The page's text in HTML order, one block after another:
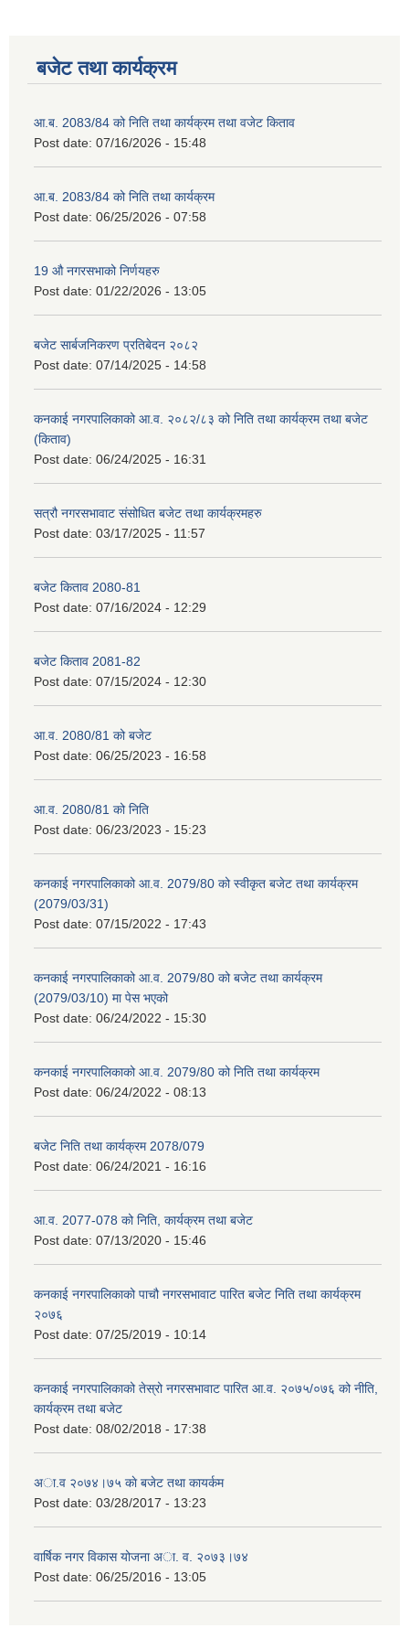
बजेट तथा कार्यक्रम
आ.ब. 2083/84 को निति तथा कार्यक्रम तथा वजेट किताव
Post date: 07/16/2026 - 15:48
आ.ब. 2083/84 को निति तथा कार्यक्रम
Post date: 06/25/2026 - 07:58
19 औ नगरसभाको निर्णयहरु
Post date: 01/22/2026 - 13:05
बजेट सार्बजनिकरण प्रतिबेदन २०८२
Post date: 07/14/2025 - 14:58
कनकाई नगरपालिकाको आ.व. २०८२/८३ को निति तथा कार्यक्रम तथा बजेट
(किताव)
Post date: 06/24/2025 - 16:31
सत्रौ नगरसभावाट संसोधित बजेट तथा कार्यक्रमहरु
Post date: 03/17/2025 - 11:57
बजेट किताव 2080-81
Post date: 07/16/2024 - 12:29
बजेट किताव 2081-82
Post date: 07/15/2024 - 12:30
आ.व. 2080/81 को बजेट
Post date: 06/25/2023 - 16:58
आ.व. 2080/81 को निति
Post date: 06/23/2023 - 15:23
कनकाई नगरपालिकाको आ.व. 2079/80 को स्वीकृत बजेट तथा कार्यक्रम
(2079/03/31)
Post date: 07/15/2022 - 17:43
कनकाई नगरपालिकाको आ.व. 2079/80 को बजेट तथा कार्यक्रम
(2079/03/10) मा पेस भएको
Post date: 06/24/2022 - 15:30
कनकाई नगरपालिकाको आ.व. 2079/80 को निति तथा कार्यक्रम
Post date: 06/24/2022 - 08:13
बजेट निति तथा कार्यक्रम 2078/079
Post date: 06/24/2021 - 16:16
आ.व. 2077-078 को निति, कार्यक्रम तथा बजेट
Post date: 07/13/2020 - 15:46
कनकाई नगरपालिकाको पाचौ नगरसभावाट पारित बजेट निति तथा कार्यक्रम
२०७६
Post date: 07/25/2019 - 10:14
कनकाई नगरपालिकाको तेस्रो नगरसभावाट पारित आ.व. २०७५/०७६ को नीति,
कार्यक्रम तथा बजेट
Post date: 08/02/2018 - 17:38
अा.व २०७४।७५ काे बजेट तथा कायर्कम
Post date: 03/28/2017 - 13:23
वार्षिक नगर विकास योजना अा. व. २०७३।७४
Post date: 06/25/2016 - 13:05